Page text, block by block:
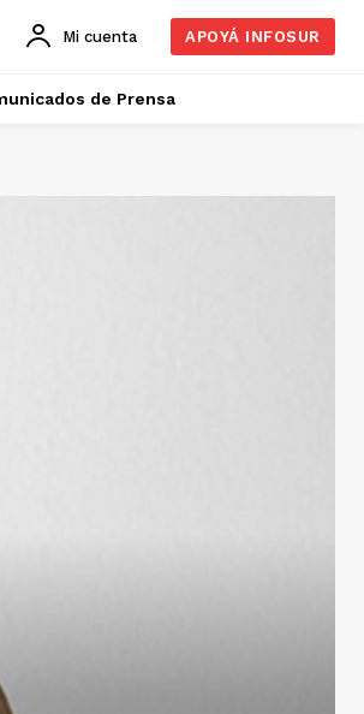
Mi cuenta APOYÁ INFOSUR
de Prensa